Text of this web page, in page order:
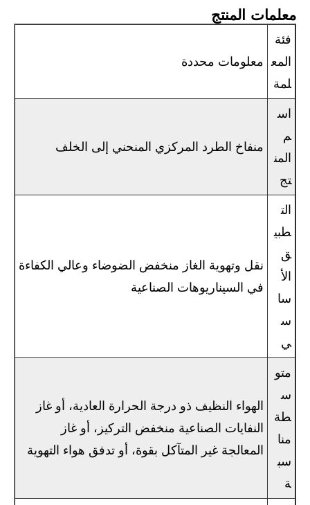
معلمات المنتج
فئة
المع
لمة
معلومات محددة
اس
م
المن
تج
منفاخ الطرد المركزي المنحني إلى الخلف
الت
طبي
ق
الأ
سا
س
ي
نقل وتهوية الغاز منخفض الضوضاء وعالي الكفاءة
في السيناريوهات الصناعية
متو
س
طة
منا
سب
ة
الهواء النظيف ذو درجة الحرارة العادية، أو غاز
النفايات الصناعية منخفض التركيز، أو غاز
المعالجة غير المتآكل بقوة، أو تدفق هواء التهوية